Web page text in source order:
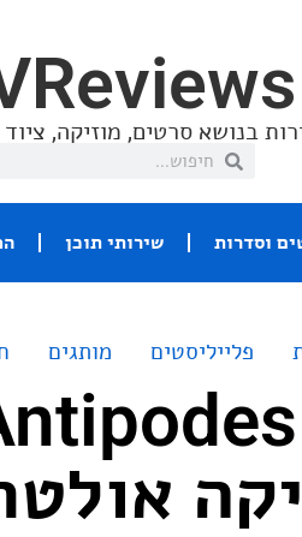
בנושא סרטים, מוזיקה, ציוד
וסדרות שירותי תוכן
פלייליסטים מותגים